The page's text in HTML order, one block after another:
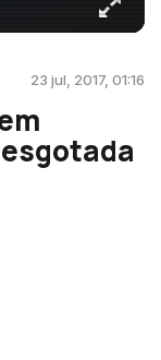
23 jul, 2017, 01:16